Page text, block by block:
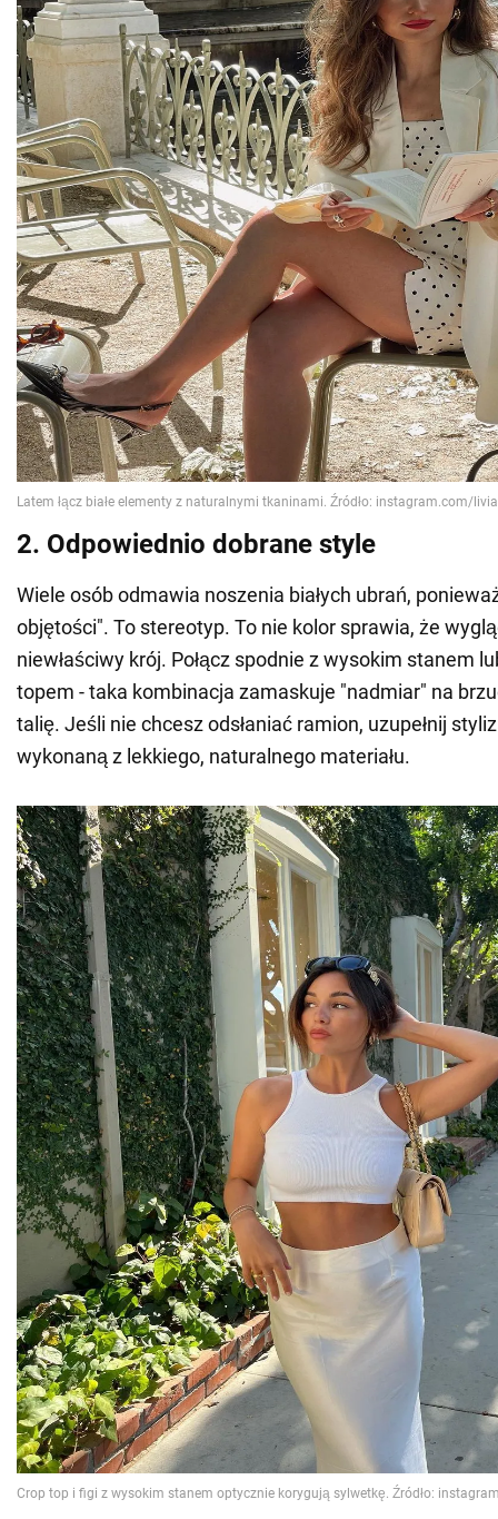
2. Odpowiednio dobrane style
Wiele osób odmawia noszenia białych ubrań,
objętości". To stereotyp. To nie kolor sprawia, że
niewłaściwy krój. Połącz spodnie z wysokim stanem
topem - taka kombinacja zamaskuje "nadmiar" na
talię. Jeśli nie chcesz odsłaniać ramion, uzupełnij
wykonaną z lekkiego, naturalnego materiału.